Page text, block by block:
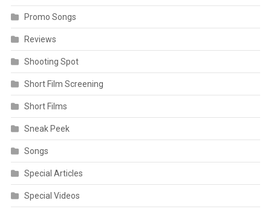
Promo Songs
Reviews
Shooting Spot
Short Film Screening
Short Films
Sneak Peek
Songs
Special Articles
Special Videos